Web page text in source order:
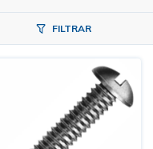
FILTRAR